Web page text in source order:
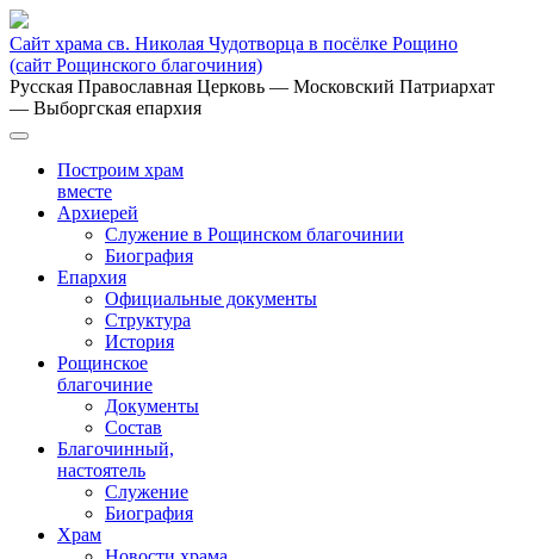
Сайт храма св. Николая Чудотворца в посёлке Рощино
(сайт Рощинского благочиния)
Русская Православная Церковь — Московский Патриархат
— Выборгская епархия
Построим храм
вместе
Архиерей
Служение в Рощинском благочинии
Биография
Епархия
Официальные документы
Структура
История
Рощинское
благочиние
Документы
Состав
Благочинный,
настоятель
Служение
Биография
Храм